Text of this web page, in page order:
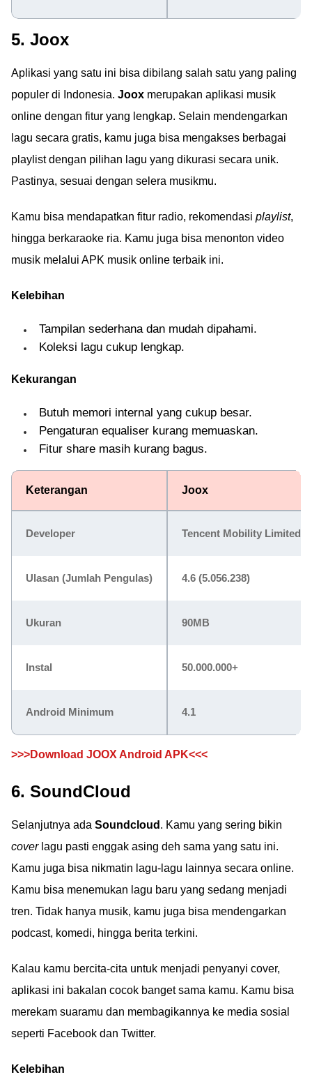
5. Joox
Aplikasi yang satu ini bisa dibilang salah satu yang paling
populer di Indonesia. Joox merupakan aplikasi musik
online dengan fitur yang lengkap. Selain mendengarkan
lagu secara gratis, kamu juga bisa mengakses berbagai
playlist dengan pilihan lagu yang dikurasi secara unik.
Pastinya, sesuai dengan selera musikmu.
Kamu bisa mendapatkan fitur radio, rekomendasi playlist,
hingga berkaraoke ria. Kamu juga bisa menonton video
musik melalui APK musik online terbaik ini.
Kelebihan
Tampilan sederhana dan mudah dipahami.
Koleksi lagu cukup lengkap.
Kekurangan
Butuh memori internal yang cukup besar.
Pengaturan equaliser kurang memuaskan.
Fitur share masih kurang bagus.
Keterangan Joox
Developer Tencent Mobility Limited
Ulasan (Jumlah Pengulas) 4.6 (5.056.238)
Ukuran 90MB
Instal 50.000.000+
Android Minimum 4.1
>>>Download JOOX Android APK<<<
6. SoundCloud
Selanjutnya ada Soundcloud . Kamu yang sering bikin
coverlagu pasti enggak asing deh sama yang satu ini.
Kamu juga bisa nikmatin lagu-lagu lainnya secara online.
Kamu bisa menemukan lagu baru yang sedang menjadi
tren. Tidak hanya musik, kamu juga bisa mendengarkan
podcast, komedi, hingga berita terkini.
Kalau kamu bercita-cita untuk menjadi penyanyi cover,
aplikasi ini bakalan cocok banget sama kamu. Kamu bisa
merekam suaramu dan membagikannya ke media sosial
seperti Facebook dan Twitter.
Kelebihan